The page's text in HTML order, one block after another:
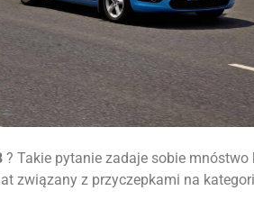
? Takie pytanie zadaje sobie mnóstwo
związany z przyczepkami na